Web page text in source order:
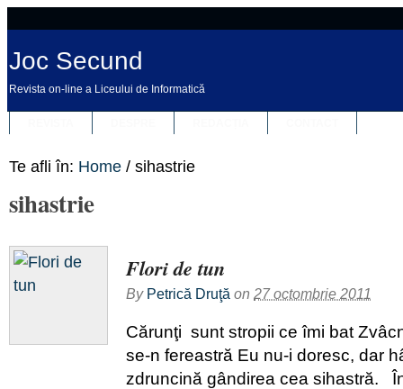
Joc Secund
Revista on-line a Liceului de Informatică
Te afli în: Home / sihastrie
sihastrie
Flori de tun
By Petrică Druţă on 27 octombrie 2011
Cărunţi sunt stropii ce îmi bat
se-n fereastră Eu nu-i doresc, dar
zdruncină gândirea cea sihastră.